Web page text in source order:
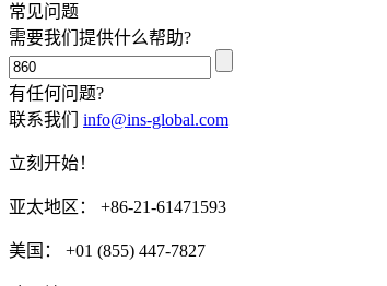
常见问题
需要我们提供什么帮助?
有任何问题?
联系我们 info@ins-global.com
立刻开始！
亚太地区： +86-21-61471593
美国： +01 (855) 447-7827